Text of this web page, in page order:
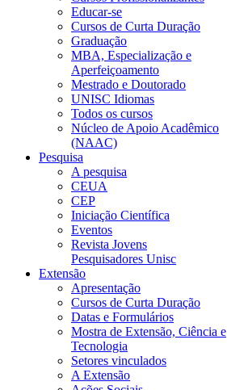
Educar-se
Cursos de Curta Duração
Graduação
MBA, Especialização e
Aperfeiçoamento
Mestrado e Doutorado
UNISC Idiomas
Todos os cursos
Núcleo de Apoio Acadêmico
(NAAC)
Pesquisa
A pesquisa
CEUA
CEP
Iniciação Científica
Eventos
Revista Jovens
Pesquisadores Unisc
Extensão
Apresentação
Cursos de Curta Duração
Datas e Formulários
Mostra de Extensão, Ciência e
Tecnologia
Setores vinculados
A Extensão